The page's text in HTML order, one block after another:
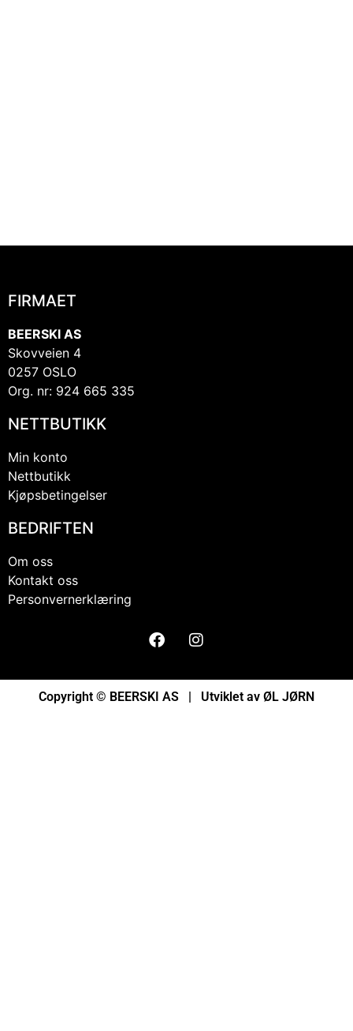
FIRMAET
BEERSKI AS
Skovveien 4
0257 OSLO
Org. nr: 924 665 335
NETTBUTIKK
Min konto
Nettbutikk
Kjøpsbetingelser
BEDRIFTEN
Om oss
Kontakt oss
Personvernerklæring
Copyright © BEERSKI AS | Utviklet av ØL JØRN